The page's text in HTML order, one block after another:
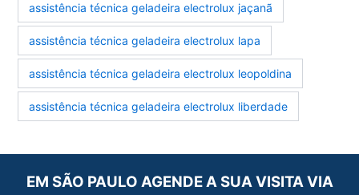
assistência técnica geladeira electrolux jaçanã
assistência técnica geladeira electrolux lapa
assistência técnica geladeira electrolux leopoldina
assistência técnica geladeira electrolux liberdade
EM SÃO PAULO AGENDE A SUA VISITA VIA